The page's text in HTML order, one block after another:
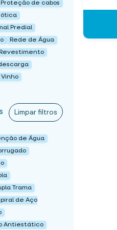
Proteção de cabos
ótica
Predial
Rede de Água
Revestimento
Vinho
Limpar filtros
de Água
Trama
de Aço
Antiestático